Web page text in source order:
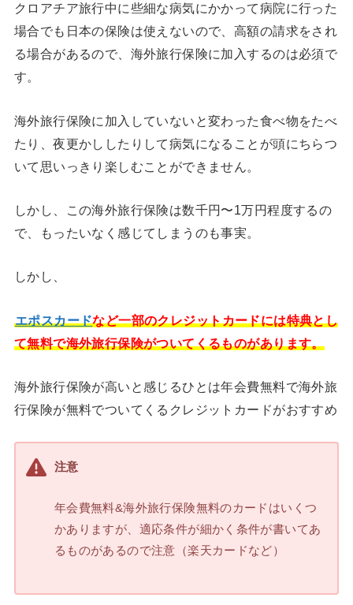
クロアチア旅行中に些細な病気にかかって病院に行った
場合でも日本の保険は使えないので、高額の請求をされ
る場合があるので、海外旅行保険に加入するのは必須で
す。
海外旅行保険に加入していないと変わった食べ物をたべ
たり、夜更かししたりして病気になることが頭にちらつ
いて思いっきり楽しむことができません。
しかし、この海外旅行保険は数千円〜1万円程度するの
で、もったいなく感じてしまうのも事実。
しかし、
エポスカードなど一部のクレジットカードには特典とし
て無料で海外旅行保険がついてくるものがあります。
海外旅行保険が高いと感じるひとは年会費無料で海外旅
行保険が無料でついてくるクレジットカードがおすすめ
注意
年会費無料&海外旅行保険無料のカードはいくつ
かありますが、適応条件が細かく条件が書いてあ
るものがあるので注意（楽天カードなど）